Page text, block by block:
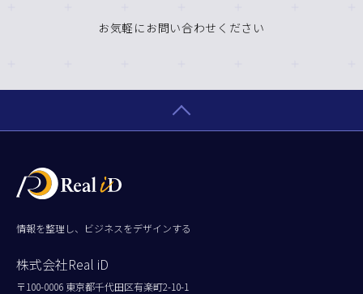
お気軽にお問い合わせください
情報を整理し、ビジネスをデザインする
株式会社Real iD
〒100-0006 東京都千代田区有楽町2-10-1